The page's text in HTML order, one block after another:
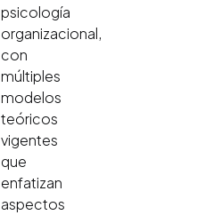
psicología
organizacional,
con
múltiples
modelos
teóricos
vigentes
que
enfatizan
aspectos